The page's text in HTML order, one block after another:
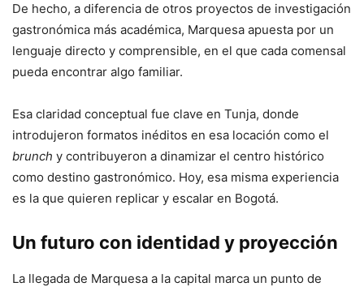
De hecho, a diferencia de otros proyectos de investigación
gastronómica más académica, Marquesa apuesta por un
lenguaje directo y comprensible, en el que cada comensal
pueda encontrar algo familiar.
Esa claridad conceptual fue clave en Tunja, donde
introdujeron formatos inéditos en esa locación como el
brunch y contribuyeron a dinamizar el centro histórico
como destino gastronómico. Hoy, esa misma experiencia
es la que quieren replicar y escalar en Bogotá.
Un futuro con identidad y proyección
La llegada de Marquesa a la capital marca un punto de